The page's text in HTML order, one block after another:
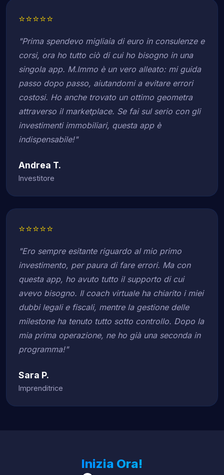
⭐⭐⭐⭐⭐
"Prima spendevo migliaia di euro in consulenze e
corsi, ora ho tutto ciò di cui ho bisogno in una
singola app. M.Immo è un vero alleato: mi guida
passo dopo passo, aiutandomi a evitare errori
costosi. Ho anche trovato un ottimo geometra
attraverso il marketplace. Se fai sul serio con gli
investimenti immobiliari, questa app è
indispensabile!"
Andrea T.
Investitore
⭐⭐⭐⭐⭐
"Ero sempre esitante riguardo al mio primo
investimento, per paura di fare errori. Ma con
questa app, ho avuto tutto il supporto di cui
avevo bisogno. Il coach virtuale ha chiarito i miei
dubbi legali e fiscali, mentre la gestione delle
milestone ha tenuto tutto sotto controllo. Dopo la
mia prima operazione, ne ho già una seconda in
programma!"
Sara P.
Imprenditrice
Inizia Ora!